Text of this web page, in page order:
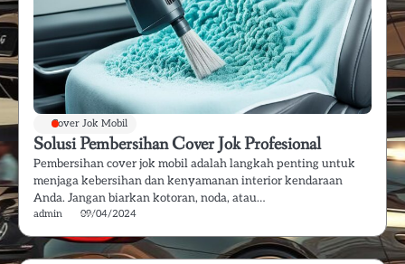
Cover Jok Mobil
Solusi Pembersihan Cover Jok Profesional
Pembersihan cover jok mobil adalah langkah penting untuk
menjaga kebersihan dan kenyamanan interior kendaraan
Anda. Jangan biarkan kotoran, noda, atau…
admin 09/04/2024